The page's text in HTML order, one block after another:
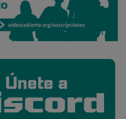
Política de cookies